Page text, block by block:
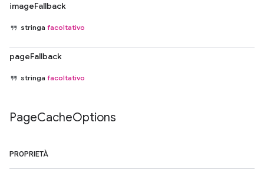
imageFallback
stringa facoltativo
pageFallback
stringa facoltativo
PageCacheOptions
PROPRIETÀ